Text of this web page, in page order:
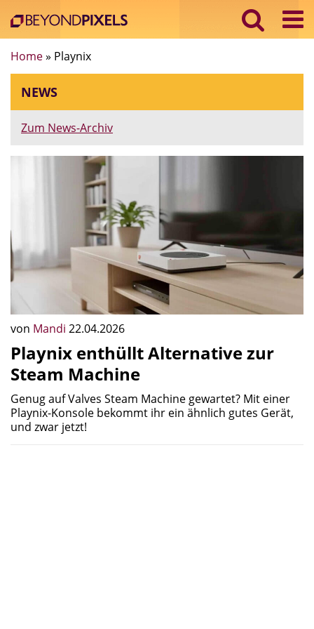
Home» Playnix
NEWS
Zum News-Archiv
von Mandi 22.04.2026
Playnix enthüllt Alternative zur
Steam Machine
Genug auf Valves Steam Machine gewartet? Mit einer
Playnix-Konsole bekommt ihr ein ähnlich gutes Gerät,
und zwar jetzt!